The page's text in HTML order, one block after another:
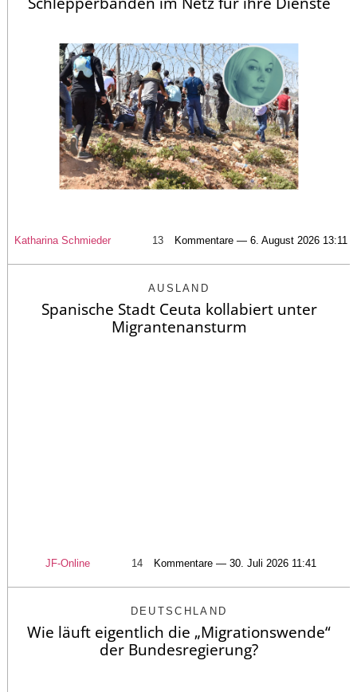
Katharina Schmieder 13 Kommentare — 6. August 2026 13:11
AUSLAND
Spanische Stadt Ceuta kollabiert unter
Migrantenansturm
JF-Online 14 Kommentare — 30. Juli 2026 11:41
DEUTSCHLAND
Wie läuft eigentlich die „Migrationswende“
der Bundesregierung?